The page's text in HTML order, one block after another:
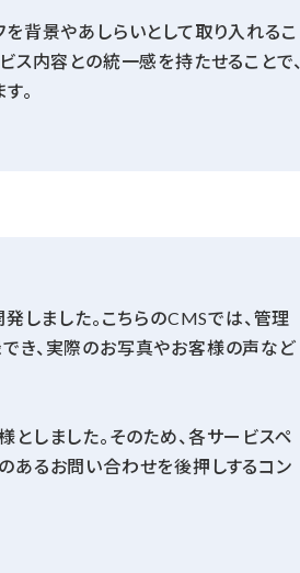
背景やあしらいとして取り入れるこ
ス内容との統一感を持たせることで、
。
しました。こちらのCMSでは、管理
き、実際のお写真やお客様の声など
しました。そのため、各サービスペ
あるお問い合わせを後押しするコン